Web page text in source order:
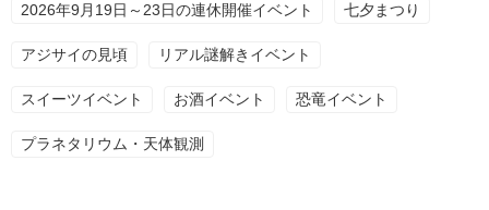
2026年9月19日～23日の連休開催イベント 七夕まつり
アジサイの見頃 リアル謎解きイベント
スイーツイベント お酒イベント 恐竜イベント
プラネタリウム・天体観測